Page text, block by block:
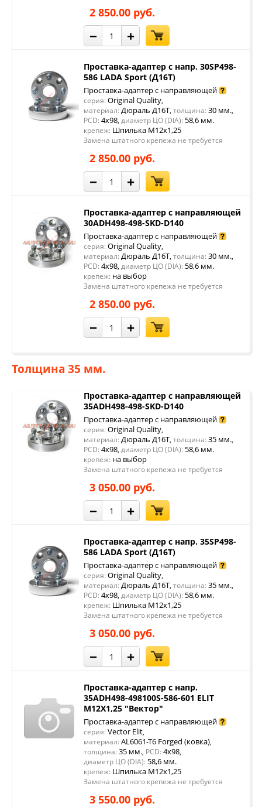
2 850.00 руб.
− +
Проставка-адаптер с напр. 30SP498-
586 LADA Sport (Д16Т)
Проставка-адаптер с направляющей
серия: Original Quality,
материал: Дюраль Д16Т, толщина: 30 мм.,
PCD: 4x98, диаметр ЦО (DIA): 58,6 мм.
крепеж: Шпилька М12х1,25
Замена штатного крепежа не требуется
2 850.00 руб.
− +
Проставка-адаптер с направляющей
30ADH498-498-SKD-D140
Проставка-адаптер с направляющей
серия: Original Quality,
материал: Дюраль Д16Т, толщина: 30 мм.,
PCD: 4x98, диаметр ЦО (DIA): 58,6 мм.
крепеж: на выбор
Замена штатного крепежа не требуется
2 850.00 руб.
− +
Толщина 35 мм.
Проставка-адаптер с направляющей
35ADH498-498-SKD-D140
Проставка-адаптер с направляющей
серия: Original Quality,
материал: Дюраль Д16Т, толщина: 35 мм.,
PCD: 4x98, диаметр ЦО (DIA): 58,6 мм.
крепеж: на выбор
Замена штатного крепежа не требуется
3 050.00 руб.
− +
Проставка-адаптер с напр. 35SP498-
586 LADA Sport (Д16Т)
Проставка-адаптер с направляющей
серия: Original Quality,
материал: Дюраль Д16Т, толщина: 35 мм.,
PCD: 4x98, диаметр ЦО (DIA): 58,6 мм.
крепеж: Шпилька М12х1,25
Замена штатного крепежа не требуется
3 050.00 руб.
− +
Проставка-адаптер с напр.
35ADH498-498100S-586-601 ELIT
M12X1,25 "Вектор"
Проставка-адаптер с направляющей
серия: Vector Elit,
материал: AL6061-T6 Forged (ковка),
толщина: 35 мм., PCD: 4x98,
диаметр ЦО (DIA): 58,6 мм.
крепеж: Шпилька М12х1,25
Замена штатного крепежа не требуется
3 550.00 руб.